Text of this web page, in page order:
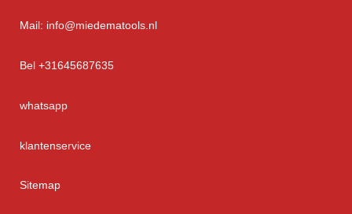
Mail: info@miedematools.nl
Bel +31645687635
whatsapp
klantenservice
Sitemap